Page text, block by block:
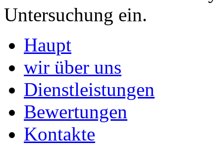
Untersuchung ein.
Haupt
wir über uns
Dienstleistungen
Bewertungen
Kontakte